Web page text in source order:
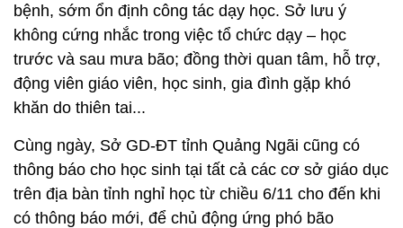
bệnh, sớm ổn định công tác dạy học. Sở lưu ý
không cứng nhắc trong việc tổ chức dạy – học
trước và sau mưa bão; đồng thời quan tâm, hỗ trợ,
động viên giáo viên, học sinh, gia đình gặp khó
khăn do thiên tai...
Cùng ngày, Sở GD-ĐT tỉnh Quảng Ngãi cũng có
thông báo cho học sinh tại tất cả các cơ sở giáo dục
trên địa bàn tỉnh nghỉ học từ chiều 6/11 cho đến khi
có thông báo mới, để chủ động ứng phó bão